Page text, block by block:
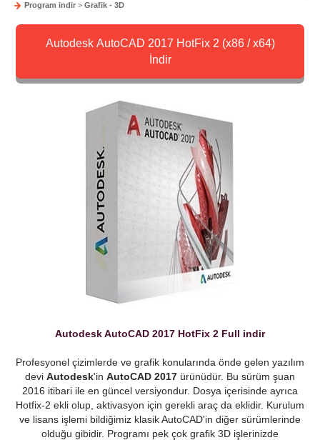
Program indir > Grafik - 3D
Autodesk AutoCAD 2017 HotFix 2 (x86 / x64)
İndir
Autodesk AutoCAD 2017 HotFix 2 Full indir
Profesyonel çizimlerde ve grafik konularında önde gelen yazılım
devi Autodesk'in AutoCAD 2017 ürünüdür. Bu sürüm şuan
2016 itibari ile en güncel versiyondur. Dosya içerisinde ayrıca
Hotfix-2 ekli olup, aktivasyon için gerekli araç da eklidir. Kurulum
ve lisans işlemi bildiğimiz klasik AutoCAD'in diğer sürümlerinde
olduğu gibidir. Programı pek çok grafik 3D işlerinizde